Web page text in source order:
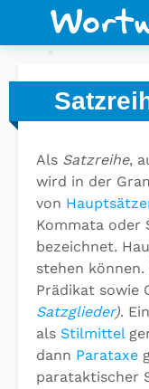
Als Satzreihe,
wird in der
von
Kommata oder
bezeichnet.
stehen
Prädikat sowie
Satzglieder).
als Stilmittel
dann Parataxe
parataktischer